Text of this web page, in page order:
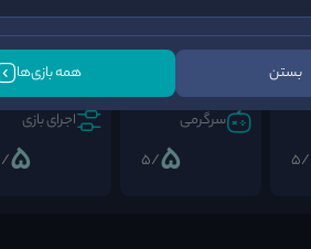
/5
برخورد پرسنل
5
/5
طراحی معما
5
/5
/5
سرگرمی
5
/5
اجرای بازی
5
/5
بستن همه بازی‌ها